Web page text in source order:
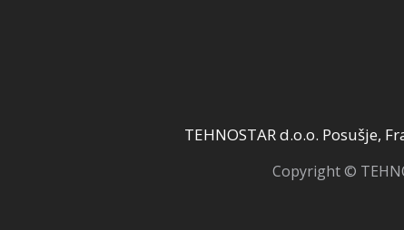
TEHNOSTAR d.o.o. Posušje,
Copyright ©